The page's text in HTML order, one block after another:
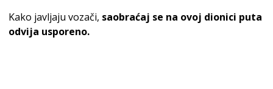
Kako javljaju vozači, saobraćaj se na ovoj dionici puta
odvija usporeno.